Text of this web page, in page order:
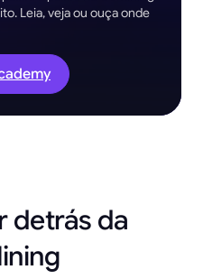
Leia, veja ou ouça onde
detrás da